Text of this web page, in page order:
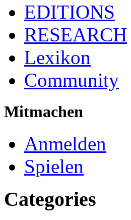
EDITIONS
RESEARCH
Lexikon
Community
Mitmachen
Anmelden
Spielen
Categories